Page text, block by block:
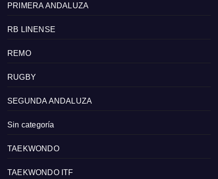
PRIMERA ANDALUZA
RB LINENSE
REMO
RUGBY
SEGUNDA ANDALUZA
Sin categoría
TAEKWONDO
TAEKWONDO ITF